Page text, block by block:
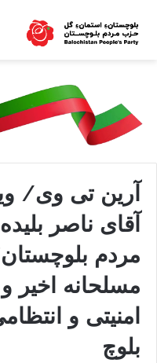
آرین تی وی/
آقای ناصر
مردم
مسلحانه اخیر
امنیتی و
بلوچ